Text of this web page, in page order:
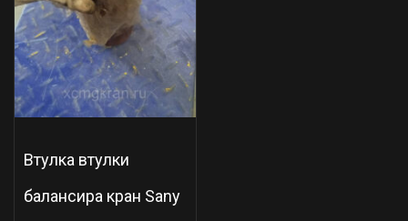
Втулка втулки
балансира кран Sany